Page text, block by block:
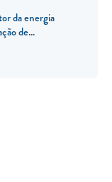
da energia
de...